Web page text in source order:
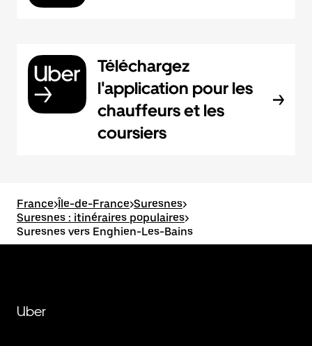
Téléchargez
l'application pour les
chauffeurs et les
coursiers
France>Île-de-France>Suresnes>
Suresnes : itinéraires populaires>
Suresnes vers Enghien-Les-Bains
Uber